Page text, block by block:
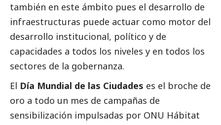
también en este ámbito pues el desarrollo de
infraestructuras puede actuar como motor del
desarrollo institucional, político y de
capacidades a todos los niveles y en todos los
sectores de la gobernanza.
El Día Mundial de las Ciudades es el broche de
oro a todo un mes de campañas de
sensibilización impulsadas por ONU Hábitat